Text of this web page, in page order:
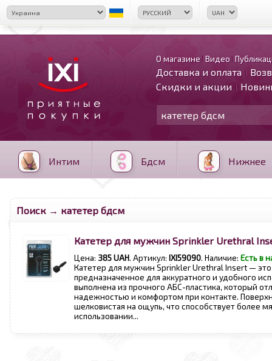
О магазине Видео
Доставка и оплата
Скидки и акции
Интим Бдсм Нижнее
Поиск → катетер бдсм
Катетер для мужчин Sprinkler Urethral
Цена: 385 UAH. Артикул: IXI59090. Наличие: Есть в
Катетер для мужчин Sprinkler Urethral Insert —
предназначенное для аккуратного и удобного
выполнена из прочного АБС-пластика, который
надежностью и комфортом при контакте.
шелковистая на ощупь, что способствует более
использовании...